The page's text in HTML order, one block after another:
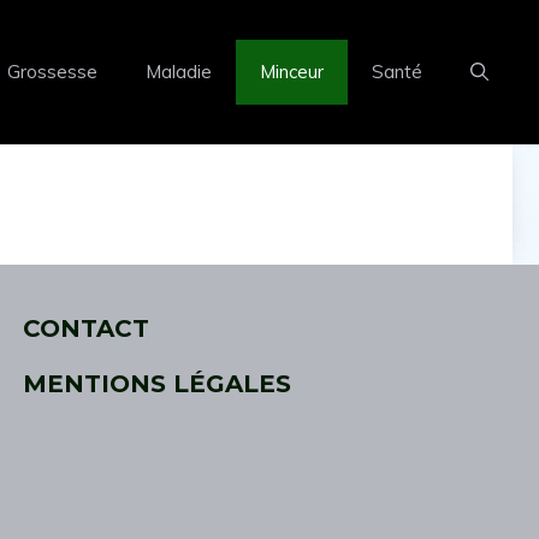
Grossesse Maladie Minceur Santé
CONTACT
MENTIONS LÉGALES